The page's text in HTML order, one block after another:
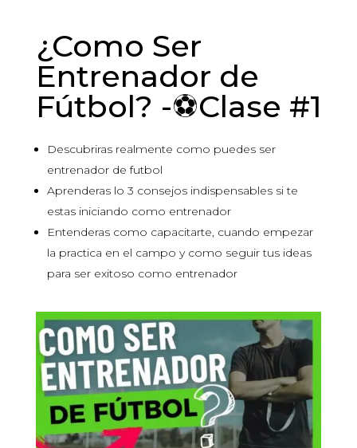
¿Como Ser
Entrenador de
Fútbol? -⚽Clase #1
Descubriras realmente como puedes ser
entrenador de futbol
Aprenderas lo 3 consejos indispensables si te
estas iniciando como entrenador
Entenderas como capacitarte, cuando empezar
la practica en el campo y como seguir tus ideas
para ser exitoso como entrenador